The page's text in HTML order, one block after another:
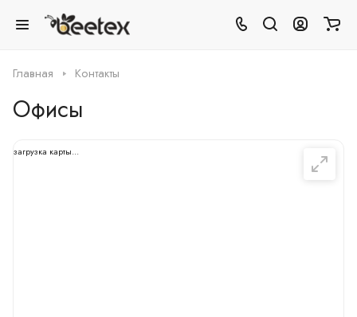
Главная Контакты
Офисы
загрузка карты...